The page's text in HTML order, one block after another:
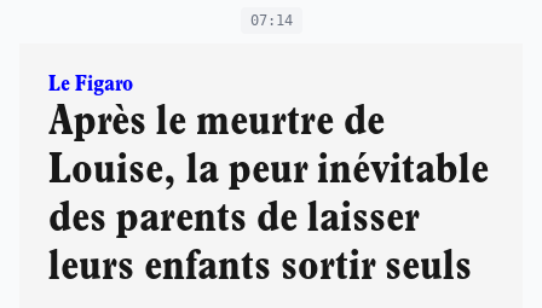
07:14
Le Figaro
Après le meurtre de
Louise, la peur inévitable
des parents de laisser
leurs enfants sortir seuls